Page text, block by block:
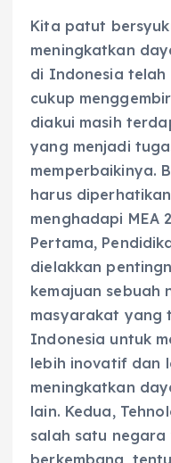
Kita patut
meningkatkan
di Indonesia telah
cukup
diakui masih
yang menjadi
memperbaikinya.
harus
menghadapi MEA
Pertama,
dielakkan
kemajuan sebuah
masyarakat yang
Indonesia untuk
lebih inovatif dan
meningkatkan
lain. Kedua,
salah satu negara